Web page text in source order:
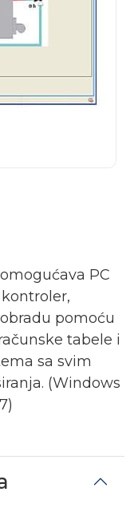
PC
pomoću
tabele i
sa svim
(Windows